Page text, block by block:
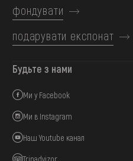
фондувати
подарувати експонат
Будьте з нами
Ми у Facebook
Ми в Instagram
Наш Youtube канал
Tripadvizor